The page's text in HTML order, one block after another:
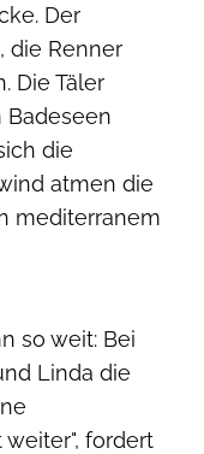
Der
die Renner
Die Täler
Badeseen
die
atmen die
mediterranem
so weit: Bei
Linda die
fordert